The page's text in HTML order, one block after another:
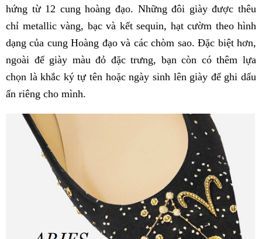
hứng từ 12 cung hoàng đạo. Những đôi giày được thêu
chỉ metallic vàng, bạc và kết sequin, hạt cườm theo hình
dạng của cung Hoàng đạo và các chòm sao. Đặc biệt hơn,
ngoài đế giày màu đỏ đặc trưng, bạn còn có thêm lựa
chọn là khắc ký tự tên hoặc ngày sinh lên giày để ghi dấu
ấn riêng cho mình.